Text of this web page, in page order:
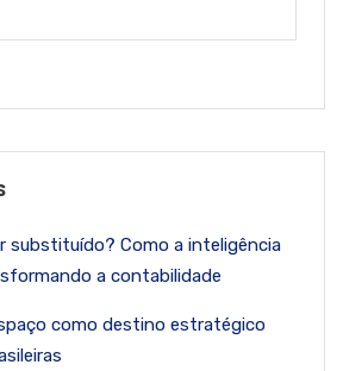
substituído? Como a inteligência
a contabilidade
como destino estratégico